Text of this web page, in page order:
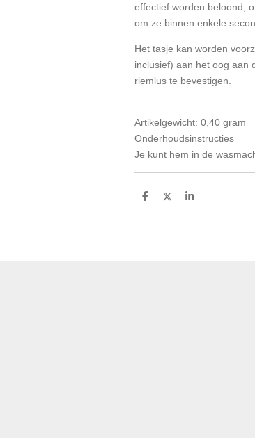
effectief worden beloond,
om ze binnen enkele
Het tasje kan worden
inclusief) aan het oog aan
riemlus te bevestigen.
Artikelgewicht: 0,40 gram
Onderhoudsinstructies
Je kunt hem in de
D
D
S